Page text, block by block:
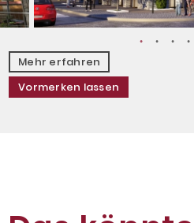
Mehr erfahren
Vormerken lassen